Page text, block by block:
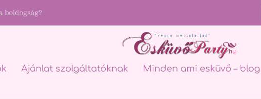
boldogság?
Ajánlat szolgáltatóknak Minden ami esküvő – blog